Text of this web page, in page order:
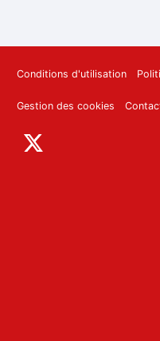
Conditions d'utilisation
Gestion des cookies